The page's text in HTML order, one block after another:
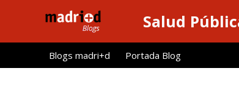
l
Salud
Blogs madri+d Portada Blog